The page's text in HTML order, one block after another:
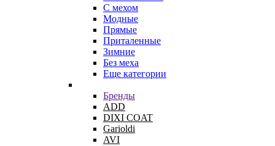
С мехом
Модные
Прямые
Приталенные
Зимние
Без меха
Еще категории
Бренды
ADD
DIXI COAT
Garioldi
AVI